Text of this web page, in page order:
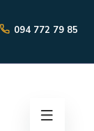
094 772 79 85